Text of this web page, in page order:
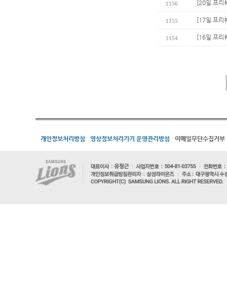
1156 [20일 프리
1155 [17일 프리
1154 [16일 프리
개인정보처리방침 영상정보처리기기 운영관리방침 이메일무단수집거부